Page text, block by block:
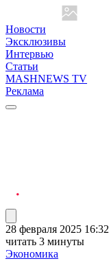
Новости
Эксклюзивы
Интервью
Статьи
MASHNEWS TV
Реклама
28 февраля 2025 16:32
читать 3 минуты
Экономика